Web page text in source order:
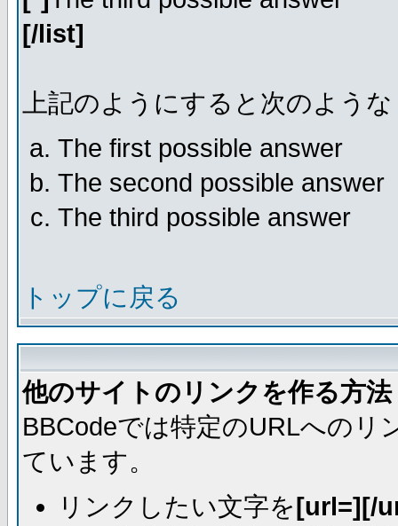
[/list]
上記のようにすると次のよう
The first possible answer
The second possible answer
The third possible answer
トップに戻る
他のサイトのリンクを作る方法
BBCodeでは特定のURLへのリ
ています。
リンクしたい文字を[url=][/